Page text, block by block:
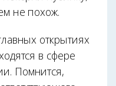
не похож.
открытиях
в сфере
Помнится,